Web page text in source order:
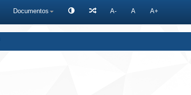
Documentos A- A A+